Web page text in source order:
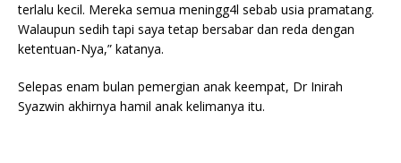
terlalu kecil. Mereka semua meningg4l sebab usia pramatang.
Walaupun sedih tapi saya tetap bersabar dan reda dengan
ketentuan-Nya,” katanya.
Selepas enam bulan pemergian anak keempat, Dr Inirah
Syazwin akhirnya hamil anak kelimanya itu.